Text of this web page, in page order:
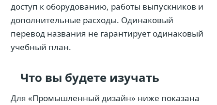
доступ к оборудованию, работы выпускников и
дополнительные расходы. Одинаковый
перевод названия не гарантирует одинаковый
учебный план.
Что вы будете изучать
Для «Промышленный дизайн» ниже показана